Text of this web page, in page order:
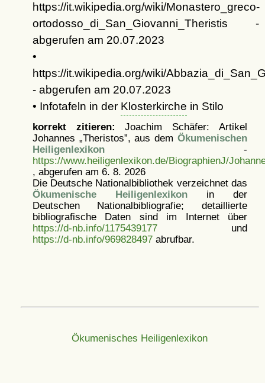
https://it.wikipedia.org/wiki/Monastero_greco-
ortodosso_di_San_Giovanni_Theristis -
abgerufen am 20.07.2023
•
https://it.wikipedia.org/wiki/
- abgerufen am 20.07.2023
• Infotafeln in der Klosterkirche in Stilo
korrekt zitieren: Joachim Schäfer: Artikel
Johannes „Theristos”, aus dem Ökumenischen
Heiligenlexikon-
https://www.heiligenlexikon.de/BiographienJ/
, abgerufen am 6. 8. 2026
Die Deutsche Nationalbibliothek verzeichnet das
Ökumenische Heiligenlexikonin der
Deutschen Nationalbibliografie; detaillierte
bibliografische Daten sind im Internet über
https://d-nb.info/1175439177und
https://d-nb.info/969828497abrufbar.
Ökumenisches Heiligenlexikon